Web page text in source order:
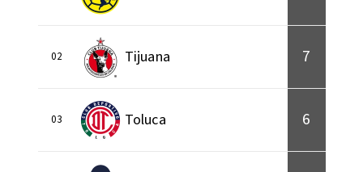
02 Tijuana 7
03 Toluca 6